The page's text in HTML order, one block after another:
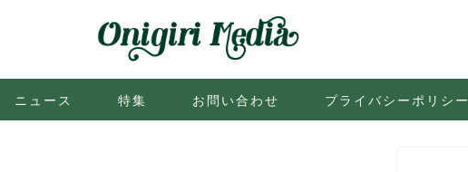
ニュース 特集 お問い合わせ プライバシーポリシー